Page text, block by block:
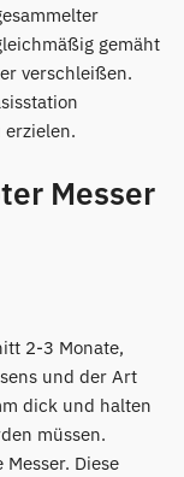
gemäht
verschleißen.
erzielen.
Messer
2-3 Monate,
und der Art
dick und halten
müssen.
Diese